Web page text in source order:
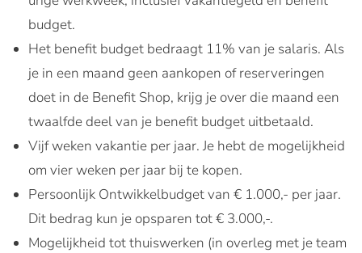
budget.
Het benefit budget bedraagt 11% van je salaris. Als
je in een maand geen aankopen of reserveringen
doet in de Benefit Shop, krijg je over die maand een
twaalfde deel van je benefit budget uitbetaald.
Vijf weken vakantie per jaar. Je hebt de mogelijkheid
om vier weken per jaar bij te kopen.
Persoonlijk Ontwikkelbudget van € 1.000,- per jaar.
Dit bedrag kun je opsparen tot € 3.000,-.
Mogelijkheid tot thuiswerken (in overleg met je team